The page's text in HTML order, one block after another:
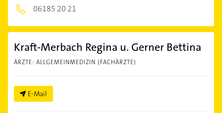
06185 20 21
Kraft-Merbach Regina u. Gerner Bettina
ÄRZTE: ALLGEMEINMEDIZIN (FACHÄRZTE)
E-Mail